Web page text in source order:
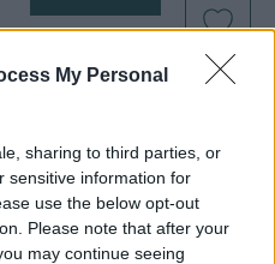
My Personal
sharing to third parties, or
sensitive information for
use the below opt-out
Please note that after your
may continue seeing
Πληροφορίες